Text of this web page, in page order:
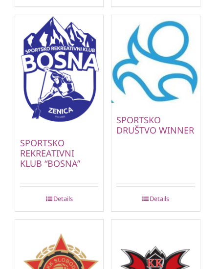
SPORTSKO
REKREATIVNI
KLUB “BOSNA”
Details
SPORTSKO
DRUŠTVO WINNER
Details